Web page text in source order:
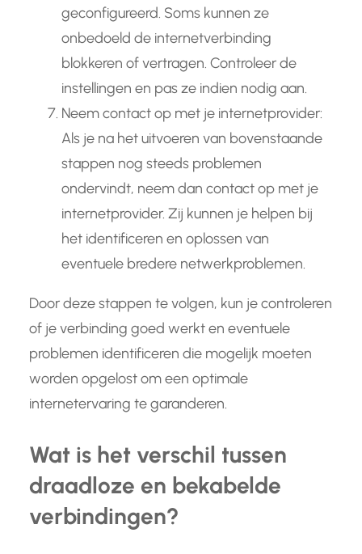
geconfigureerd. Soms kunnen ze
onbedoeld de internetverbinding
blokkeren of vertragen. Controleer de
instellingen en pas ze indien nodig aan.
Neem contact op met je internetprovider:
Als je na het uitvoeren van bovenstaande
stappen nog steeds problemen
ondervindt, neem dan contact op met je
internetprovider. Zij kunnen je helpen bij
het identificeren en oplossen van
eventuele bredere netwerkproblemen.
Door deze stappen te volgen, kun je controleren
of je verbinding goed werkt en eventuele
problemen identificeren die mogelijk moeten
worden opgelost om een optimale
internetervaring te garanderen.
Wat is het verschil tussen
draadloze en bekabelde
verbindingen?